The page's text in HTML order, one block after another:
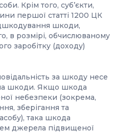
Крім того, суб’єкти,
першої статті 1200 ЦК
шкоди,
в розмірі, обчислюваному
заробітку (доходу)
за шкоду несе
шкоди. Якщо шкода
небезпеки (зокрема,
зберігання та
така шкода
джерела підвищеної